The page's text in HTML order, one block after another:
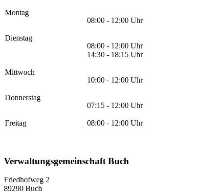
Montag
08:00 - 12:00 Uhr
Dienstag
08:00 - 12:00 Uhr
14:30 - 18:15 Uhr
Mittwoch
10:00 - 12:00 Uhr
Donnerstag
07:15 - 12:00 Uhr
Freitag 08:00 - 12:00 Uhr
Verwaltungsgemeinschaft Buch
Friedhofweg 2
89290 Buch